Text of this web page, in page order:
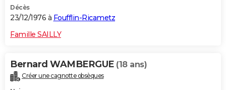
Décès
23/12/1976 à Foufflin-Ricametz
Famille SAILLY
Bernard WAMBERGUE (18 ans)
Créer une cagnotte obsèques